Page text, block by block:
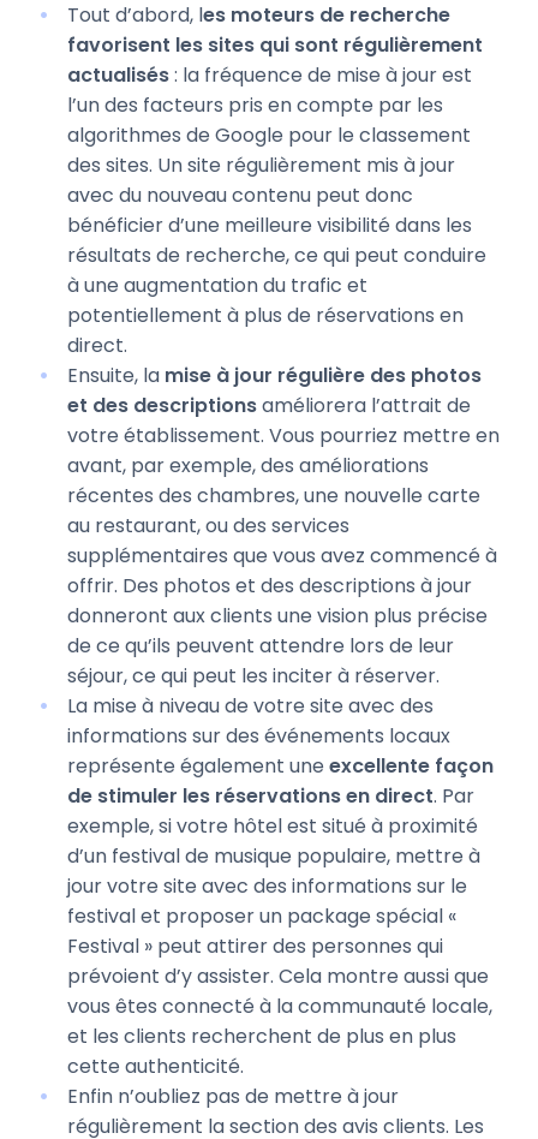
Tout d’abord, les moteurs de recherche
favorisent les sites qui sont régulièrement
actualisés: la fréquence de mise à jour est
l’un des facteurs pris en compte par les
algorithmes de Google pour le classement
des sites. Un site régulièrement mis à jour
avec du nouveau contenu peut donc
bénéficier d’une meilleure visibilité dans les
résultats de recherche, ce qui peut conduire
à une augmentation du trafic et
potentiellement à plus de réservations en
direct.
Ensuite, la mise à jour régulière des photos
et des descriptionsaméliorera l’attrait de
votre établissement. Vous pourriez mettre en
avant, par exemple, des améliorations
récentes des chambres, une nouvelle carte
au restaurant, ou des services
supplémentaires que vous avez commencé à
offrir. Des photos et des descriptions à jour
donneront aux clients une vision plus précise
de ce qu’ils peuvent attendre lors de leur
séjour, ce qui peut les inciter à réserver.
La mise à niveau de votre site avec des
informations sur des événements locaux
représente également une excellente façon
de stimuler les réservations en direct. Par
exemple, si votre hôtel est situé à proximité
d’un festival de musique populaire, mettre à
jour votre site avec des informations sur le
festival et proposer un package spécial «
Festival » peut attirer des personnes qui
prévoient d’y assister. Cela montre aussi que
vous êtes connecté à la communauté locale,
et les clients recherchent de plus en plus
cette authenticité.
Enfin n’oubliez pas de mettre à jour
régulièrement la section des avis clients. Les